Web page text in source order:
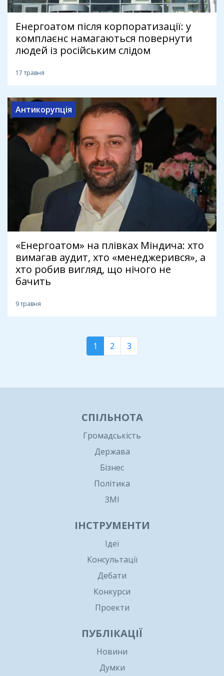
Енергоатом після корпоратизації: у
комплаєнс намагаються повернути
людей із російським слідом
17 травня
Антикорупція
«Енергоатом» на плівках Міндича: хто
вимагав аудит, хто «менеджерився», а
хто робив вигляд, що нічого не
бачить
9 травня
1 2 3
СПІЛЬНОТА
Громадськість
Держава
Бізнес
Політика
ЗМІ
ІНСТРУМЕНТИ
Ідеї
Консультації
Дебати
Конкурси
Проекти
ПУБЛІКАЦІЇ
Новини
Думки